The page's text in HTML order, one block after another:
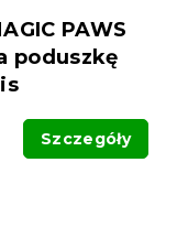
PAWS
poduszkę
Szczegóły